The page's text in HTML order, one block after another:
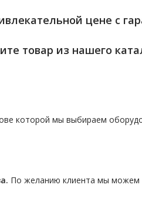
цене с
товар из нашего
которой мы выбираем
По желанию клиента мы можем